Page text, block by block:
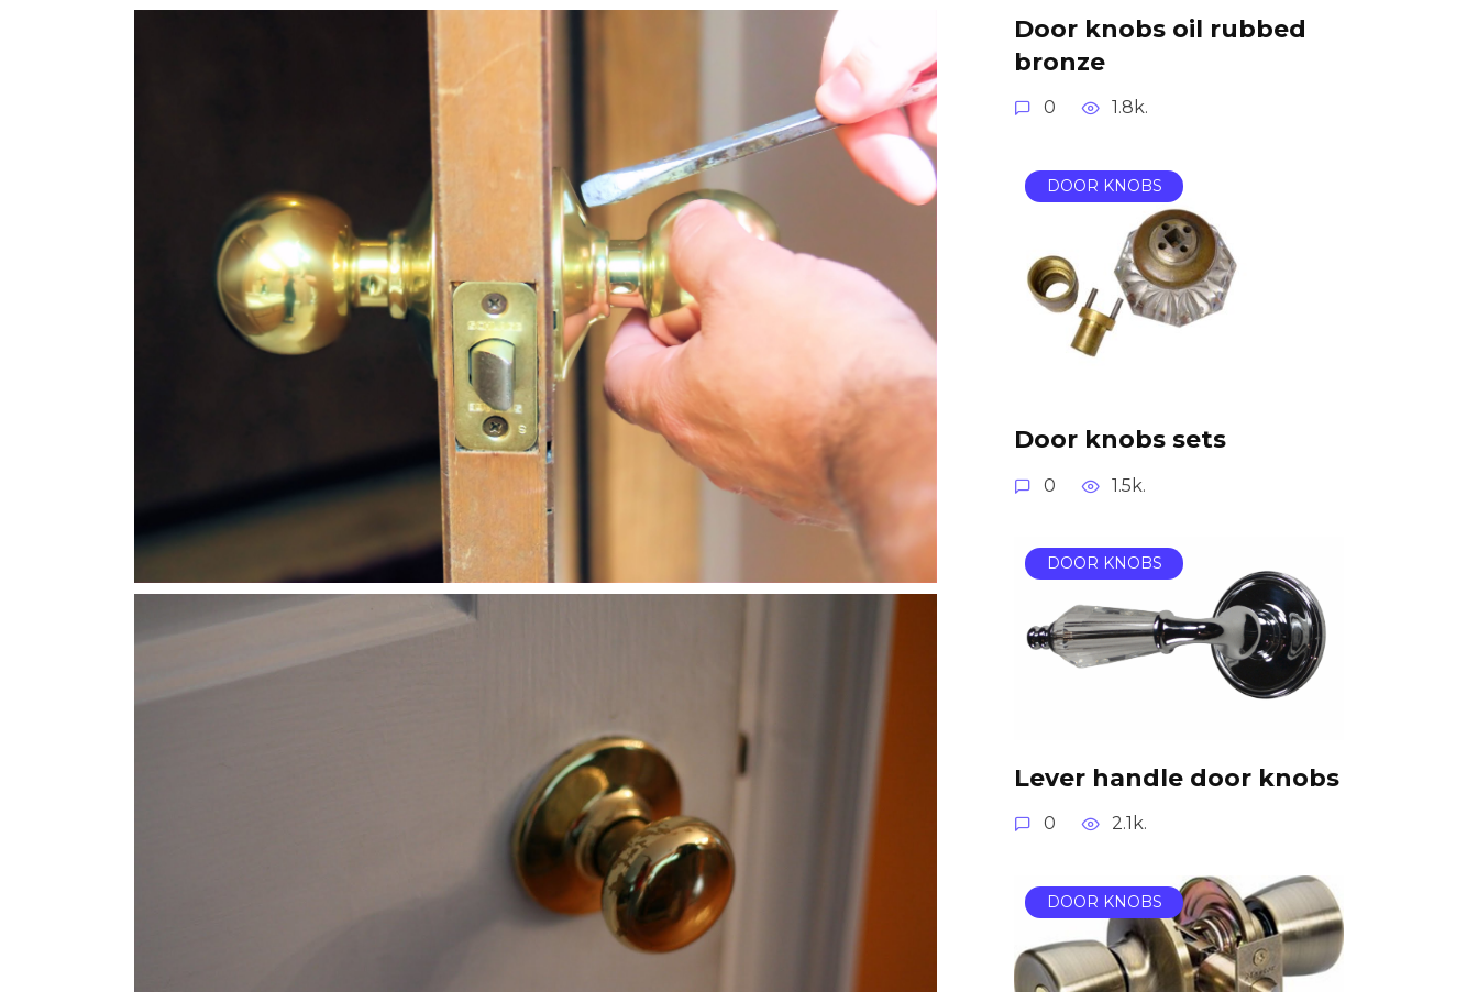
Door knobs oil rubbed
bronze
0 1.8k.
DOOR KNOBS
Door knobs sets
0 1.5k.
DOOR KNOBS
Lever handle door knobs
0 2.1k.
DOOR KNOBS